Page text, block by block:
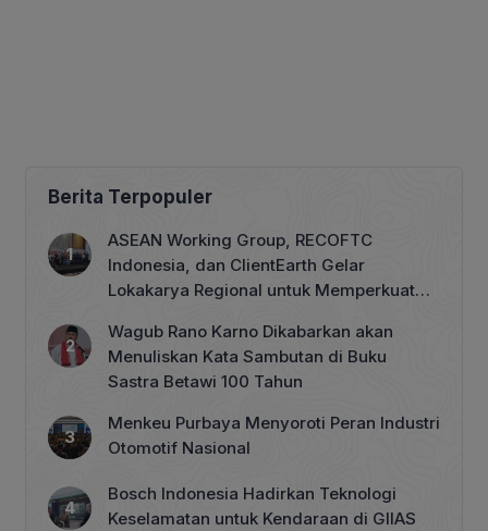
Berita Terpopuler
ASEAN Working Group, RECOFTC
Indonesia, dan ClientEarth Gelar
Lokakarya Regional untuk Memperkuat
Wagub Rano Karno Dikabarkan akan
Menuliskan Kata Sambutan di Buku
Sastra Betawi 100 Tahun
Menkeu Purbaya Menyoroti Peran Industri
Otomotif Nasional
Bosch Indonesia Hadirkan Teknologi
Keselamatan untuk Kendaraan di GIIAS